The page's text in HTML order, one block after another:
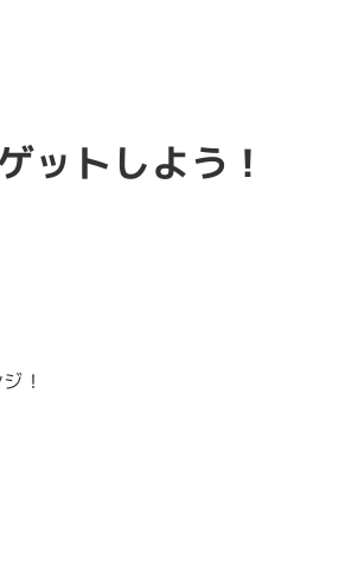
ットしよう！
！